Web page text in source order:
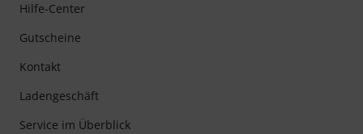
Hilfe-Center
Gutscheine
Kontakt
Ladengeschäft
Service im Überblick